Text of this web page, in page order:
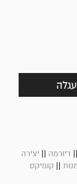
|| דיורמה || יצירה
|| קומיקס